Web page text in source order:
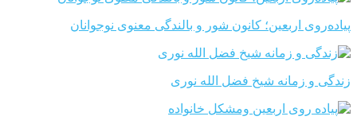
پیاده‌روی اربعین؛ کانون شور و بالندگی معنوی نوجوانان
زندگی و زمانه شیخ فضل الله نوری